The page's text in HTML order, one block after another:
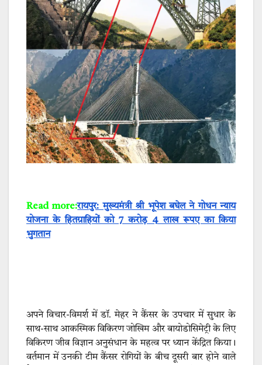
Read more:रायपुर: मुख्यमंत्री श्री भूपेश बघेल ने गोधन न्याय
योजना के हितग्राहियों को 7 करोड़ 4 लाख रूपए का किया
भुगतान
अपने विचार-विमर्श में डॉ. मेहर ने कैंसर के उपचार में सुधार के
साथ-साथ आकस्मिक विकिरण जोखिम और बायोडोसिमेट्री के लिए
विकिरण जीव विज्ञान अनुसंधान के महत्व पर ध्यान केंद्रित किया।
वर्तमान में उनकी टीम कैंसर रोगियों के बीच दूसरी बार होने वाले